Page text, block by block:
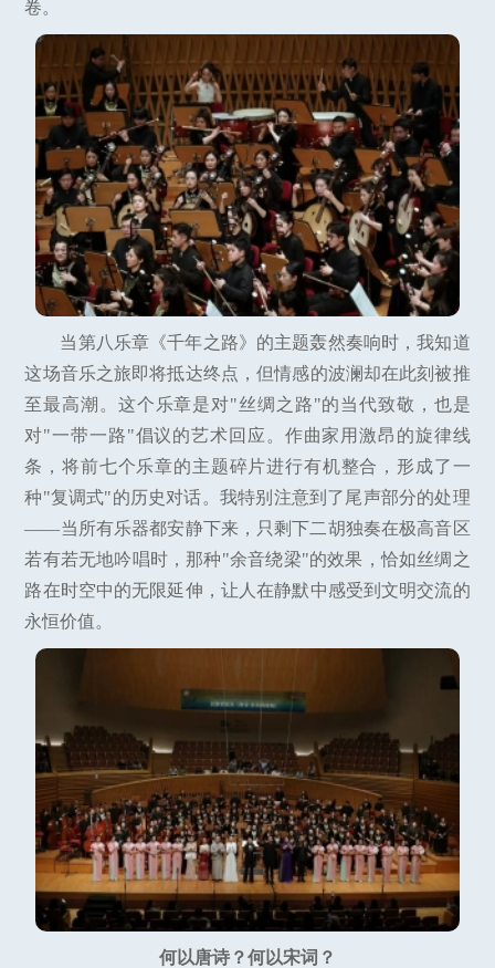
卷。
当第八乐章《千年之路》的主题轰然奏响时，我知道
这场音乐之旅即将抵达终点，但情感的波澜却在此刻被推
至最高潮。这个乐章是对"丝绸之路"的当代致敬，也是
对"一带一路"倡议的艺术回应。作曲家用激昂的旋律线
条，将前七个乐章的主题碎片进行有机整合，形成了一
种"复调式"的历史对话。我特别注意到了尾声部分的处理
——当所有乐器都安静下来，只剩下二胡独奏在极高音区
若有若无地吟唱时，那种"余音绕梁"的效果，恰如丝绸之
路在时空中的无限延伸，让人在静默中感受到文明交流的
永恒价值。
何以唐诗？何以宋词？